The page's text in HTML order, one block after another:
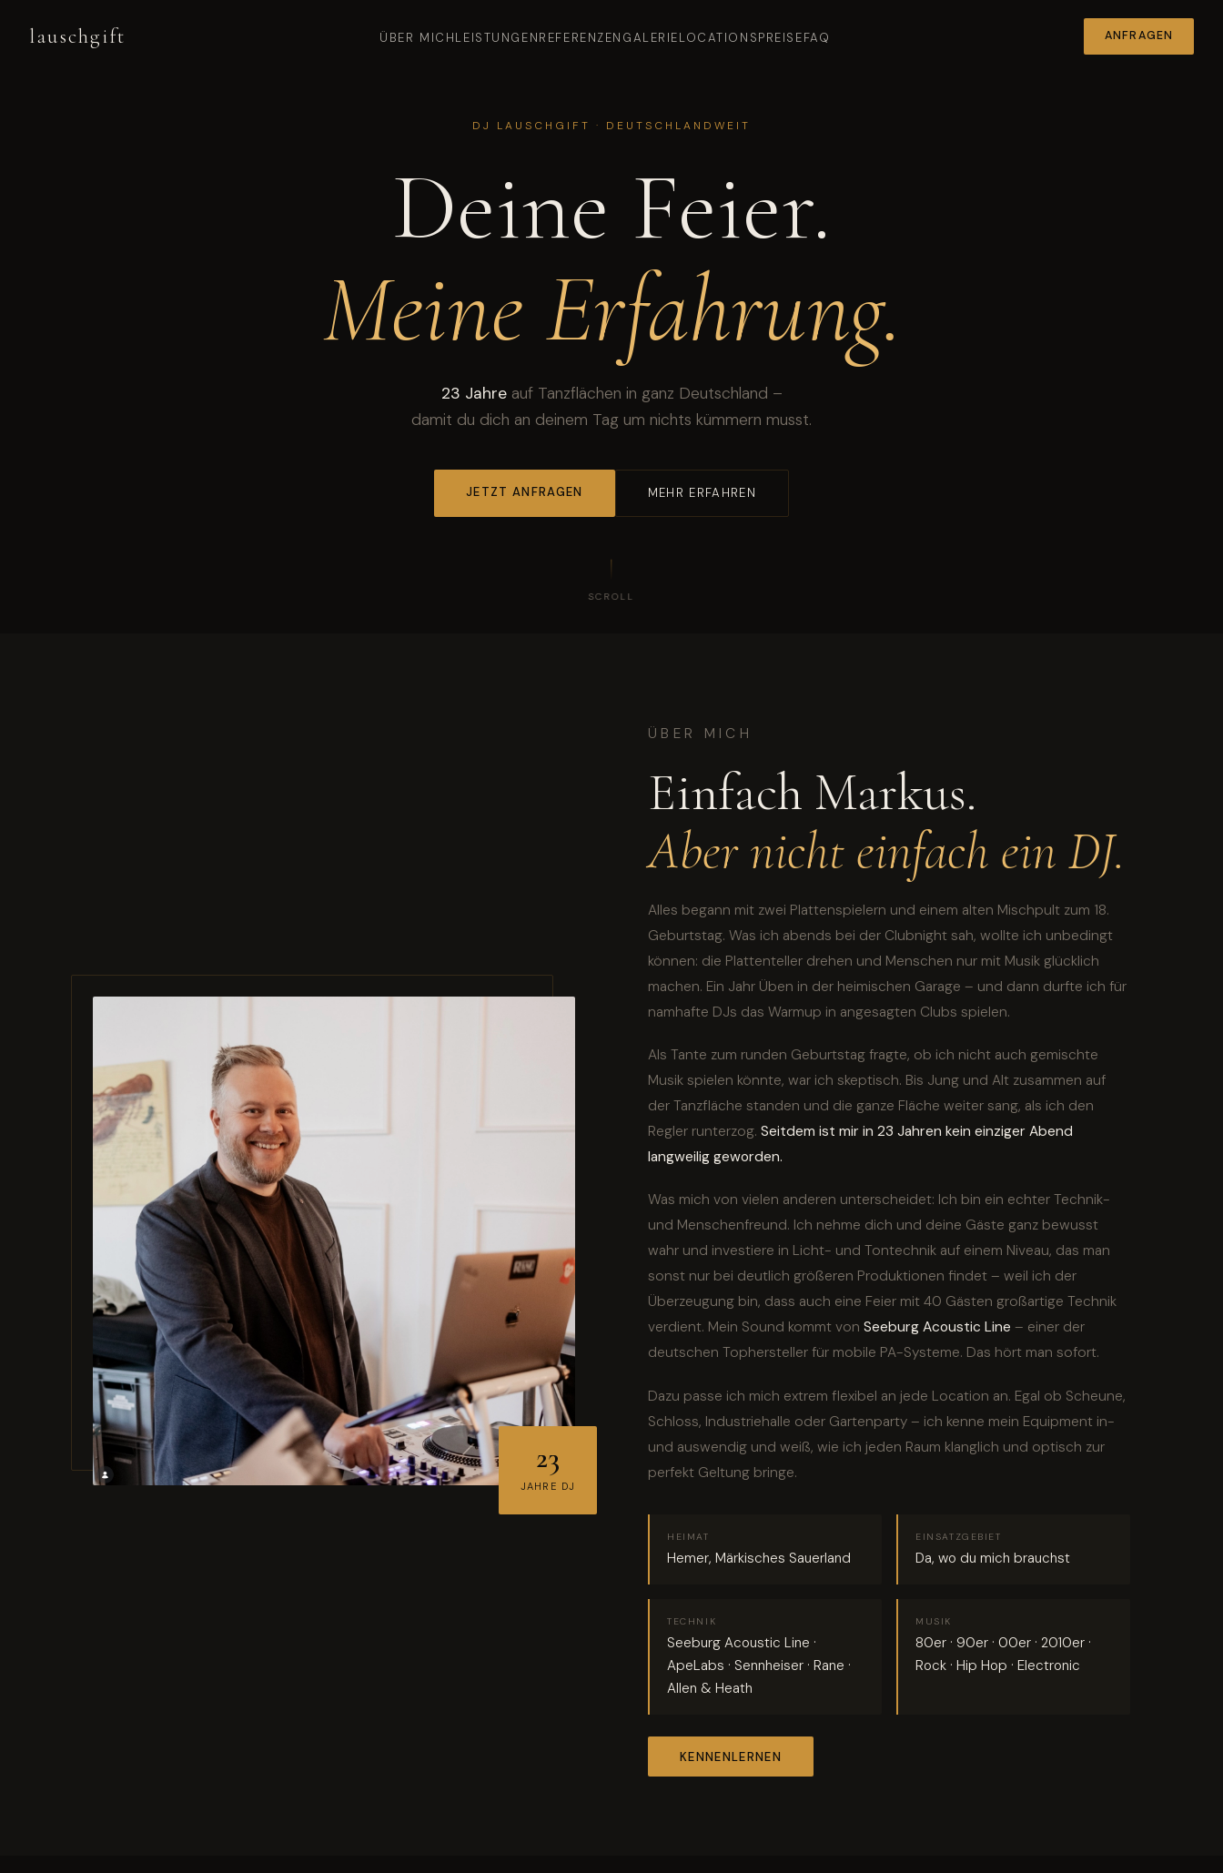
lauschgift ÜBER MICHLEISTUNGENREFERENZEN GALERIELOCATIONSPREISEFAQ ANFRAGEN
DJ LAUSCHGIFT · DEUTSCHLANDWEIT
Deine Feier.
Meine Erfahrung.
23 Jahreauf Tanzflächen in ganz Deutschland –
damit du dich an deinem Tag um nichts kümmern musst.
JETZT ANFRAGEN MEHR ERFAHREN
SCROLL
23
JAHRE DJ
ÜBER MICH
Einfach Markus.
Aber nicht einfach ein DJ.
Alles begann mit zwei Plattenspielern und einem alten Mischpult zum 18.
Geburtstag. Was ich abends bei der Clubnight sah, wollte ich unbedingt
können: die Plattenteller drehen und Menschen nur mit Musik glücklich
machen. Ein Jahr Üben in der heimischen Garage – und dann durfte ich für
namhafte DJs das Warmup in angesagten Clubs spielen.
Als Tante zum runden Geburtstag fragte, ob ich nicht auch gemischte
Musik spielen könnte, war ich skeptisch. Bis Jung und Alt zusammen auf
der Tanzfläche standen und die ganze Fläche weiter sang, als ich den
Regler runterzog. Seitdem ist mir in 23 Jahren kein einziger Abend
langweilig geworden.
Was mich von vielen anderen unterscheidet: Ich bin ein echter Technik-
und Menschenfreund. Ich nehme dich und deine Gäste ganz bewusst
wahr und investiere in Licht- und Tontechnik auf einem Niveau, das man
sonst nur bei deutlich größeren Produktionen findet – weil ich der
Überzeugung bin, dass auch eine Feier mit 40 Gästen großartige Technik
verdient. Mein Sound kommt von Seeburg Acoustic Line – einer der
deutschen Tophersteller für mobile PA-Systeme. Das hört man sofort.
Dazu passe ich mich extrem flexibel an jede Location an. Egal ob Scheune,
Schloss, Industriehalle oder Gartenparty – ich kenne mein Equipment in-
und auswendig und weiß, wie ich jeden Raum klanglich und optisch zur
perfekt Geltung bringe.
HEIMAT
Hemer, Märkisches Sauerland
EINSATZGEBIET
Da, wo du mich brauchst
TECHNIK
Seeburg Acoustic Line ·
ApeLabs · Sennheiser · Rane ·
Allen & Heath
MUSIK
80er · 90er · 00er · 2010er ·
Rock · Hip Hop · Electronic
KENNENLERNEN